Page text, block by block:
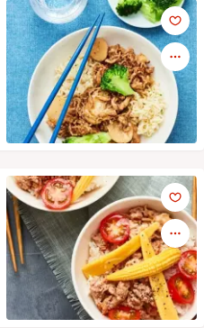
tillaga
Röd curry med fläskfärs och
tillaga
Fläskfärs i kokosmjölk och röd